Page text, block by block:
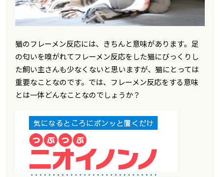
猫のフレーメン反応には、きちんと意味があります。足
の匂いを嗅がれてフレーメン反応をした猫にびっくりし
た飼い主さんも少なくないと思いますが、猫にとっては
重要なことなのです。では、フレーメン反応をする意味
とは一体どんなことなのでしょうか？